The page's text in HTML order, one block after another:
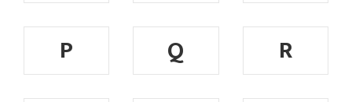
P
Q
R